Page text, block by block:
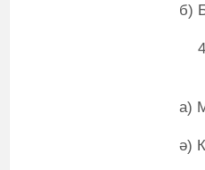
б)
а)
ә)